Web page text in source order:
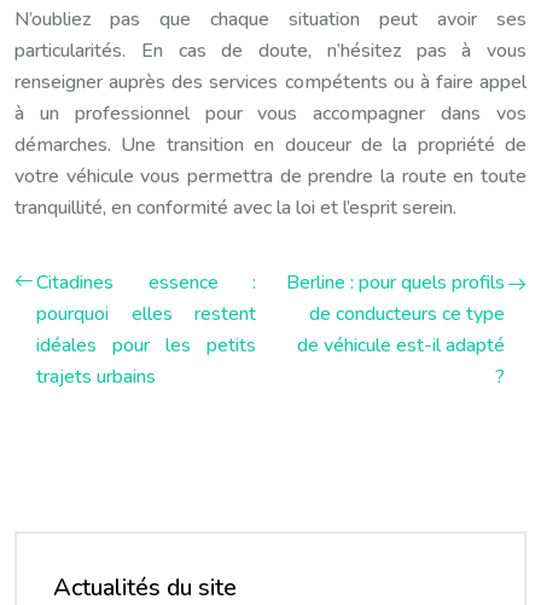
N’oubliez pas que chaque situation peut avoir ses
particularités. En cas de doute, n’hésitez pas à vous
renseigner auprès des services compétents ou à faire appel
à un professionnel pour vous accompagner dans vos
démarches. Une transition en douceur de la propriété de
votre véhicule vous permettra de prendre la route en toute
tranquillité, en conformité avec la loi et l’esprit serein.
Citadines essence :
pourquoi elles restent
idéales pour les petits
trajets urbains
Berline : pour quels profils
de conducteurs ce type
de véhicule est-il adapté
?
Actualités du site